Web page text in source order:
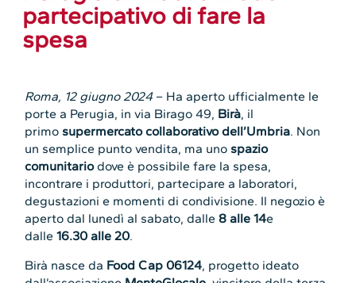
partecipativo di fare la
spesa
Roma, 12 giugno 2024– Ha aperto ufficialmente le
porte a Perugia, in via Birago 49, Birà, il
primo supermercato collaborativo dell’Umbria. Non
un semplice punto vendita, ma uno spazio
comunitariodove è possibile fare la spesa,
incontrare i produttori, partecipare a laboratori,
degustazioni e momenti di condivisione. Il negozio è
aperto dal lunedì al sabato, dalle8 alle 14e
dalle16.30 alle 20.
Birà nasce da Food Cap 06124, progetto ideato